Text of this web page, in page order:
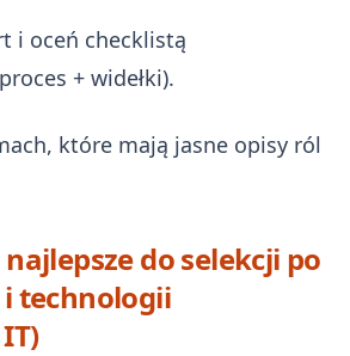
i oceń checklistą
+ widełki).
które mają jasne opisy ról
do selekcji po
technologii